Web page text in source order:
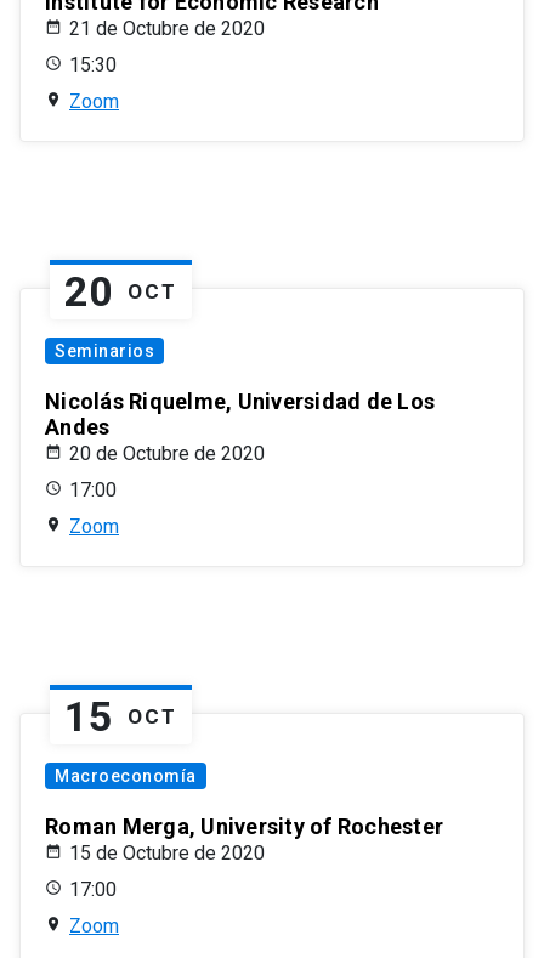
21 de Octubre de 2020
15:30
Zoom
20 OCT
Seminarios
Nicolás Riquelme, Universidad de Los
Andes
20 de Octubre de 2020
17:00
Zoom
15 OCT
Macroeconomía
Roman Merga, University of Rochester
15 de Octubre de 2020
17:00
Zoom